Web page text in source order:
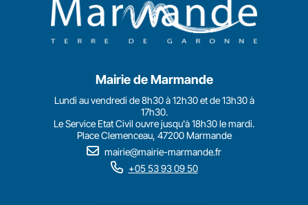
Mairie de Marmande
Lundi au vendredi de 8h30 à 12h30 et de 13h30 à
17h30.
Le Service Etat Civil ouvre jusqu'à 18h30 le mardi.
Place Clemenceau, 47200 Marmande
mairie@mairie-marmande.fr
+05 53 93 09 50